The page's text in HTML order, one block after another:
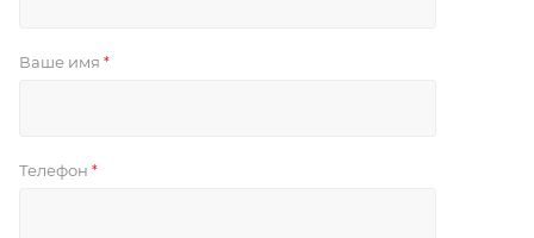
Ваше имя *
Телефон *